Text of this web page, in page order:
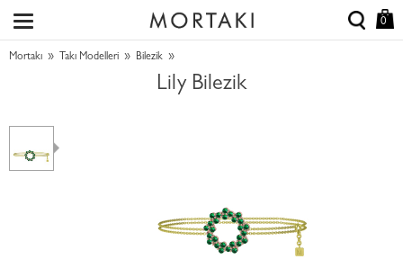
0
Mortakı » Takı Modelleri » Bilezik »
Lily Bilezik